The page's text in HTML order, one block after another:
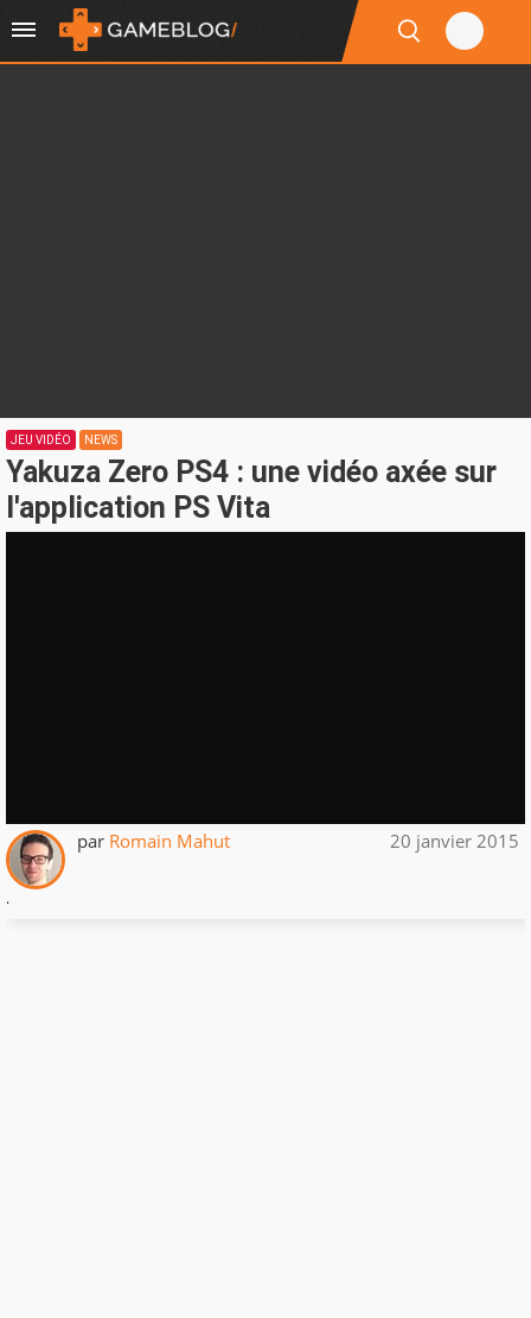
JEU VIDÉO NEWS
Yakuza Zero PS4 : une vidéo axée sur
l'application PS Vita
par Romain Mahut 20 janvier 2015
.